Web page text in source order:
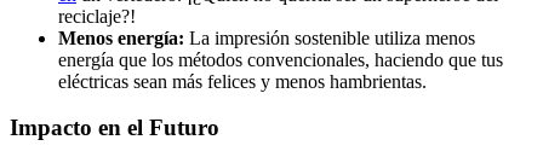
reciclaje?!
Menos energía: La impresión sostenible utiliza menos
energía que los métodos convencionales, haciendo que tus
eléctricas sean más felices y menos hambrientas.
Impacto en el Futuro